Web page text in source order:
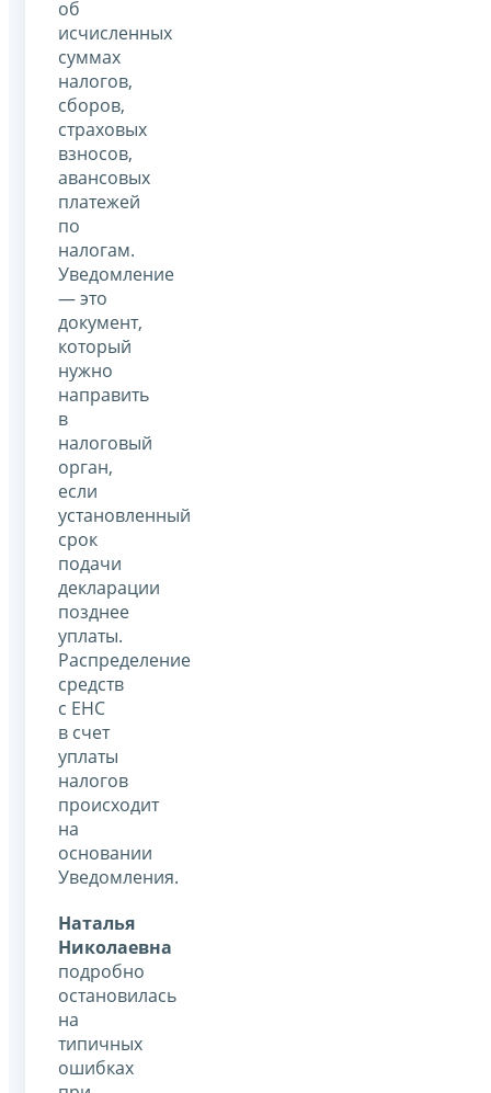
об
исчисленных
суммах
налогов,
сборов,
страховых
взносов,
авансовых
платежей
по
налогам.
Уведомление
— это
документ,
который
нужно
направить
в
налоговый
орган,
если
установленный
срок
подачи
декларации
позднее
уплаты.
Распределение
средств
с ЕНС
в счет
уплаты
налогов
происходит
на
основании
Уведомления.
Наталья
Николаевна
подробно
остановилась
на
типичных
ошибках